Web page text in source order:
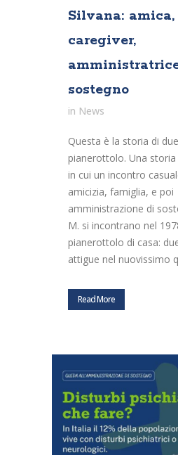
Silvana: amica,
caregiver,
sostegno
in News
Questa è la storia di
pianerottolo. Una storia
in cui un incontro
amicizia, famiglia, e poi
amministrazione di
M. si incontrano nel
pianerottolo di casa:
attigue nel nuovissimo
Read More